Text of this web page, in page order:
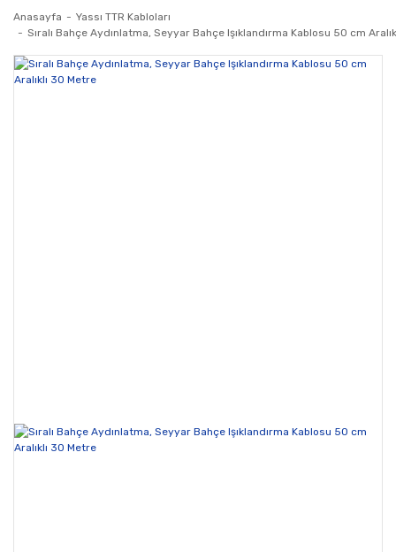
Anasayfa
Yassı TTR Kabloları
Sıralı Bahçe Aydınlatma, Seyyar Bahçe Işıklandırma Kablosu 50 cm